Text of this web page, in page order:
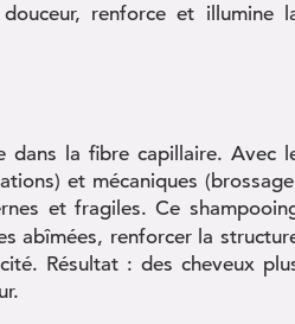
renforce et illumine
dans la fibre capillaire. Avec
et mécaniques
et fragiles. Ce
abîmées, renforcer la
Résultat : des cheveux